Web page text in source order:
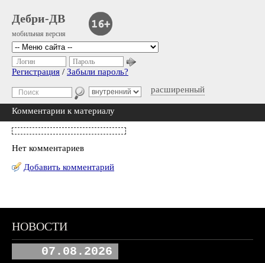
Дебри-ДВ
мобильная версия
расширенный
Логин Пароль
Регистрация / Забыли пароль?
Комментарии к материалу
Нет комментариев
Добавить комментарий
НОВОСТИ
07.08.2026